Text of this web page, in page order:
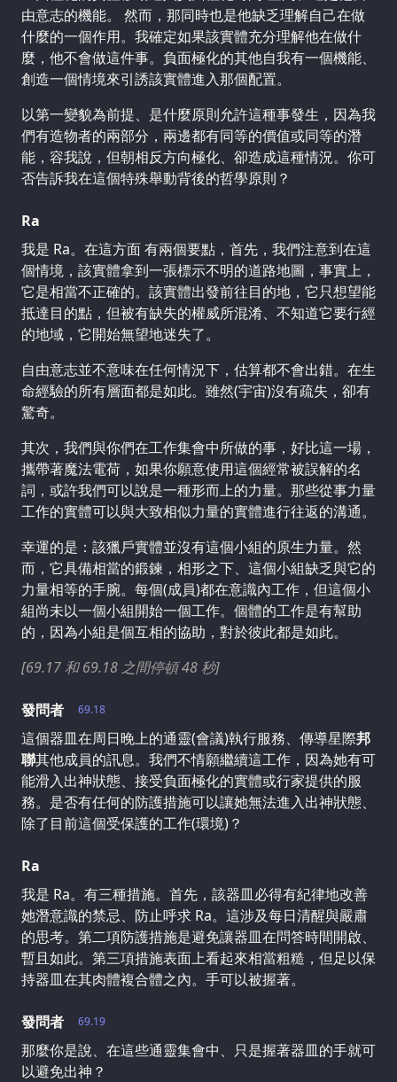
由意志的機能。 然而，那同時也是他缺乏理解自己在做
什麼的一個作用。我確定如果該實體充分理解他在做什
麼，他不會做這件事。負面極化的其他自我有一個機能、
創造一個情境來引誘該實體進入那個配置。
以第一變貌為前提、是什麼原則允許這種事發生，因為我
們有造物者的兩部分，兩邊都有同等的價值或同等的潛
能，容我說，但朝相反方向極化、卻造成這種情況。你可
否告訴我在這個特殊舉動背後的哲學原則？
Ra
我是 Ra。在這方面 有兩個要點，首先，我們注意到在這
個情境，該實體拿到一張標示不明的道路地圖，事實上，
它是相當不正確的。該實體出發前往目的地，它只想望能
抵達目的點，但被有缺失的權威所混淆、不知道它要行經
的地域，它開始無望地迷失了。
自由意志並不意味在任何情況下，估算都不會出錯。在生
命經驗的所有層面都是如此。雖然(宇宙)沒有疏失，卻有
驚奇。
其次，我們與你們在工作集會中所做的事，好比這一場，
攜帶著魔法電荷，如果你願意使用這個經常被誤解的名
詞，或許我們可以說是一種形而上的力量。那些從事力量
工作的實體可以與大致相似力量的實體進行往返的溝通。
幸運的是：該獵戶實體並沒有這個小組的原生力量。然
而，它具備相當的鍛鍊，相形之下、這個小組缺乏與它的
力量相等的手腕。每個(成員)都在意識內工作，但這個小
組尚未以一個小組開始一個工作。個體的工作是有幫助
的，因為小組是個互相的協助，對於彼此都是如此。
[69.17 和 69.18 之間停頓 48 秒]
69.18
發問者
這個器皿在周日晚上的通靈(會議)執行服務、傳導星際邦
聯其他成員的訊息。我們不情願繼續這工作，因為她有可
能滑入出神狀態、接受負面極化的實體或行家提供的服
務。是否有任何的防護措施可以讓她無法進入出神狀態、
除了目前這個受保護的工作(環境)？
Ra
我是 Ra。有三種措施。首先，該器皿必得有紀律地改善
她潛意識的禁忌、防止呼求 Ra。這涉及每日清醒與嚴肅
的思考。第二項防護措施是避免讓器皿在問答時間開啟、
暫且如此。第三項措施表面上看起來相當粗糙，但足以保
持器皿在其肉體複合體之內。手可以被握著。
69.19
發問者
那麼你是說、在這些通靈集會中、只是握著器皿的手就可
以避免出神？